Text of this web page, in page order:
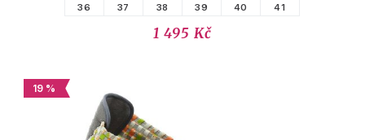
36 37 38 39 40 41
1 495 Kč
19 %